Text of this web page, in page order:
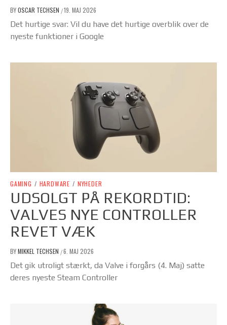
BYOSCAR TECHSEN /19. MAJ 2026
Det hurtige svar: Vil du have det hurtige overblik over de
nyeste funktioner i Google
GAMING / HARDWARE / NYHEDER
UDSOLGT PÅ REKORDTID:
VALVES NYE CONTROLLER
REVET VÆK
BYMIKKEL TECHSEN /6. MAJ 2026
Det gik utroligt stærkt, da Valve i forgårs (4. Maj) satte
deres nyeste Steam Controller